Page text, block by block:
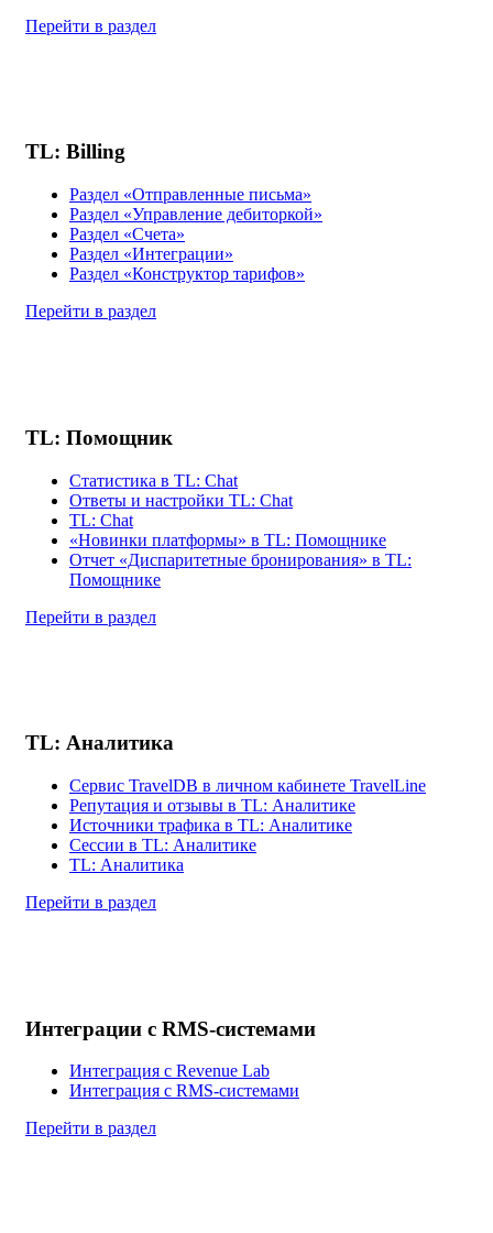
Перейти в раздел
TL: Billing
Раздел «Отправленные письма»
Раздел «Управление дебиторкой»
Раздел «Счета»
Раздел «Интеграции»
Раздел «Конструктор тарифов»
Перейти в раздел
TL: Помощник
Статистика в TL: Chat
Ответы и настройки TL: Chat
TL: Chat
«Новинки платформы» в TL: Помощнике
Отчет «Диспаритетные бронирования» в TL:
Помощнике
Перейти в раздел
TL: Аналитика
Сервис TravelDB в личном кабинете TravelLine
Репутация и отзывы в TL: Аналитике
Источники трафика в TL: Аналитике
Сессии в TL: Аналитике
TL: Аналитика
Перейти в раздел
Интеграции с RMS-системами
Интеграция с Revenue Lab
Интеграция с RMS-системами
Перейти в раздел